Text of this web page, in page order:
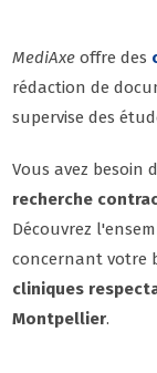
MediAxe offre des
rédaction de
supervise des
Vous avez besoin
recherche
Découvrez
concernant votre
cliniques
Montpellier.